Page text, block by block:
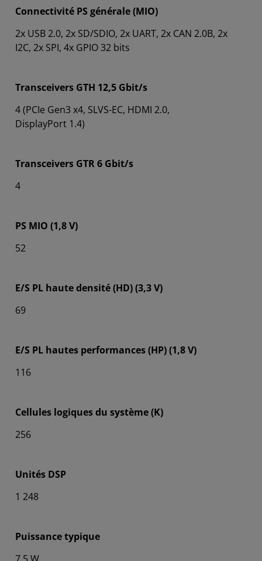
Connectivité PS générale (MIO)
2x USB 2.0, 2x SD/SDIO, 2x UART, 2x CAN 2.0B, 2x
I2C, 2x SPI, 4x GPIO 32 bits
Transceivers GTH 12,5 Gbit/s
4 (PCIe Gen3 x4, SLVS-EC, HDMI 2.0,
DisplayPort 1.4)
Transceivers GTR 6 Gbit/s
4
PS MIO (1,8 V)
52
E/S PL haute densité (HD) (3,3 V)
69
E/S PL hautes performances (HP) (1,8 V)
116
Cellules logiques du système (K)
256
Unités DSP
1 248
Puissance typique